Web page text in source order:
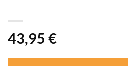
43,95 €